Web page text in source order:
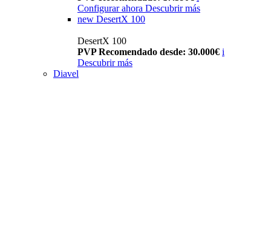
Configurar ahora Descubrir más
new DesertX 100
DesertX 100
PVP Recomendado desde: 30.000€ i
Descubrir más
Diavel